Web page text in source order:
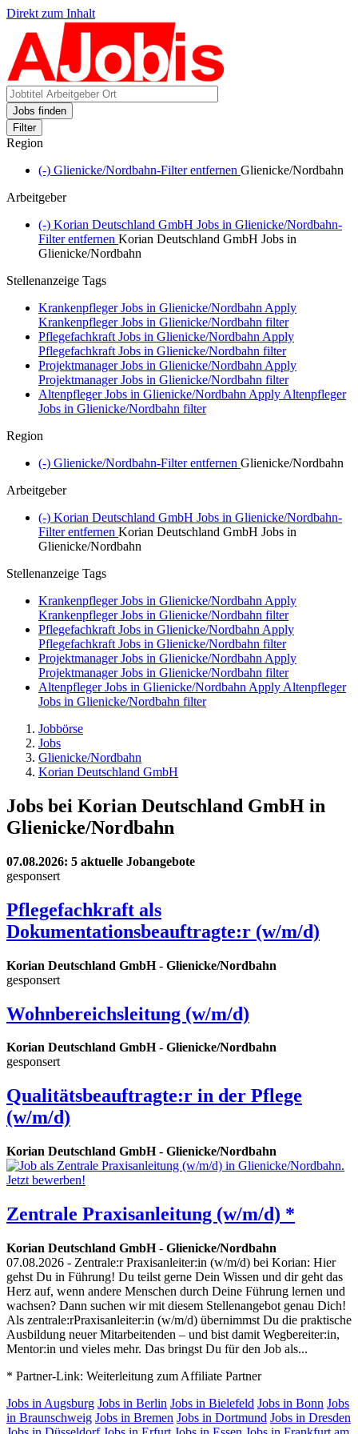
Direkt zum Inhalt
Jobs finden
Filter
Region
(-) Glienicke/Nordbahn-Filter entfernen Glienicke/Nordbahn
Arbeitgeber
(-) Korian Deutschland GmbH Jobs in Glienicke/Nordbahn-
Filter entfernen Korian Deutschland GmbH Jobs in
Glienicke/Nordbahn
Stellenanzeige Tags
Krankenpfleger Jobs in Glienicke/Nordbahn Apply
Krankenpfleger Jobs in Glienicke/Nordbahn filter
Pflegefachkraft Jobs in Glienicke/Nordbahn Apply
Pflegefachkraft Jobs in Glienicke/Nordbahn filter
Projektmanager Jobs in Glienicke/Nordbahn Apply
Projektmanager Jobs in Glienicke/Nordbahn filter
Altenpfleger Jobs in Glienicke/Nordbahn Apply Altenpfleger
Jobs in Glienicke/Nordbahn filter
Region
(-) Glienicke/Nordbahn-Filter entfernen Glienicke/Nordbahn
Arbeitgeber
(-) Korian Deutschland GmbH Jobs in Glienicke/Nordbahn-
Filter entfernen Korian Deutschland GmbH Jobs in
Glienicke/Nordbahn
Stellenanzeige Tags
Krankenpfleger Jobs in Glienicke/Nordbahn Apply
Krankenpfleger Jobs in Glienicke/Nordbahn filter
Pflegefachkraft Jobs in Glienicke/Nordbahn Apply
Pflegefachkraft Jobs in Glienicke/Nordbahn filter
Projektmanager Jobs in Glienicke/Nordbahn Apply
Projektmanager Jobs in Glienicke/Nordbahn filter
Altenpfleger Jobs in Glienicke/Nordbahn Apply Altenpfleger
Jobs in Glienicke/Nordbahn filter
Jobbörse
Jobs
Glienicke/Nordbahn
Korian Deutschland GmbH
Jobs bei Korian Deutschland GmbH in
Glienicke/Nordbahn
07.08.2026: 5 aktuelle Jobangebote
gesponsert
Pflegefachkraft als
Dokumentationsbeauftragte:r (w/m/d)
Korian Deutschland GmbH- Glienicke/Nordbahn
gesponsert
Wohnbereichsleitung (w/m/d)
Korian Deutschland GmbH- Glienicke/Nordbahn
gesponsert
Qualitätsbeauftragte:r in der Pflege
(w/m/d)
Korian Deutschland GmbH- Glienicke/Nordbahn
Zentrale Praxisanleitung (w/m/d) *
Korian Deutschland GmbH- Glienicke/Nordbahn
07.08.2026 - Zentrale:r Praxisanleiter:in (w/m/d) bei Korian: Hier
gehst Du in Führung! Du teilst gerne Dein Wissen und dir geht das
Herz auf, wenn andere Menschen durch Deine Führung lernen und
wachsen? Dann suchen wir mit diesem Stellenangebot genau Dich!
Als zentrale:rPraxisanleiter:in (w/m/d) übernimmst Du die praktische
Ausbildung neuer Mitarbeitenden – und bist damit Wegbereiter:in,
Mentor:in und vieles mehr. Das bringst Du für den Job als...
* Partner-Link: Weiterleitung zum Affiliate Partner
Jobs in Augsburg Jobs in Berlin Jobs in Bielefeld Jobs in Bonn Jobs
in Braunschweig Jobs in Bremen Jobs in Dortmund Jobs in Dresden